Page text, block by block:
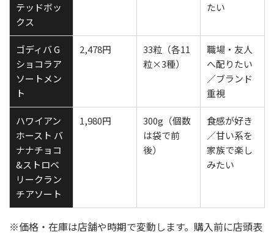
テッドボッ
クス
たい
ゴディバ G
ショコラア
ソートメン
ト
2,478円
33粒（各11
粒×3種）
職場・友人
へ配りたい
／ブランド
重視
ハワイアン
ホースト バ
ナナチョコ
&ストロベ
リークラン
チアソート
1,980円
300g（個数
は袋で前
後）
食感が好き
／甘い系を
家族で楽し
みたい
※価格・在庫は店舗や時期で変動します。購入前に店頭表